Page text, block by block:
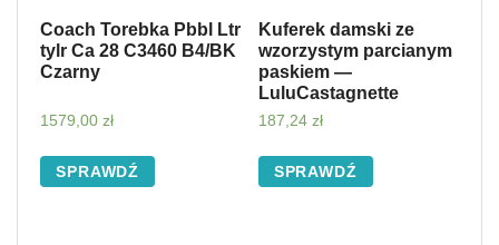
Coach Torebka Pbbl Ltr
tylr Ca 28 C3460 B4/BK
Czarny
1579,00 zł
SPRAWDŹ
Kuferek damski ze
wzorzystym parcianym
paskiem —
LuluCastagnette
187,24 zł
SPRAWDŹ